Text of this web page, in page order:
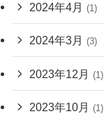
2024年4月 (1)
2024年3月 (3)
2023年12月 (1)
2023年10月 (1)